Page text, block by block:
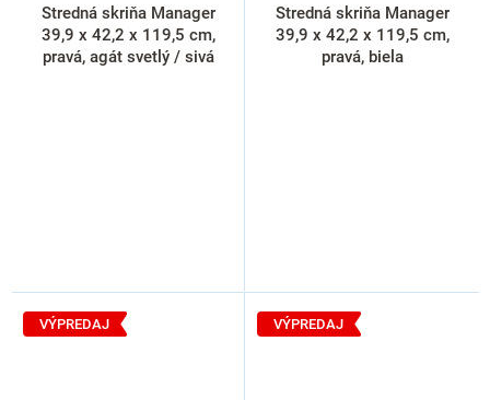
Stredná skriňa Manager
39,9 x 42,2 x 119,5 cm,
pravá, agát svetlý / sivá
Stredná skriňa Manager
39,9 x 42,2 x 119,5 cm,
pravá, biela
VÝPREDAJ VÝPREDAJ